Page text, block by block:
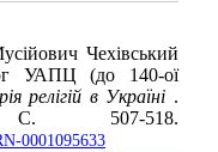
Чехівський
УАПЦ (до 140-ої
релігій в Україні .
518.
0001095633